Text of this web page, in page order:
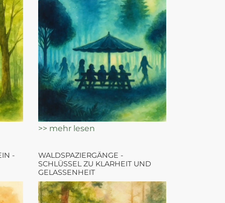
>> mehr lesen
-
WALDSPAZIERGÄNGE -
SCHLÜSSEL ZU KLARHEIT UND
GELASSENHEIT